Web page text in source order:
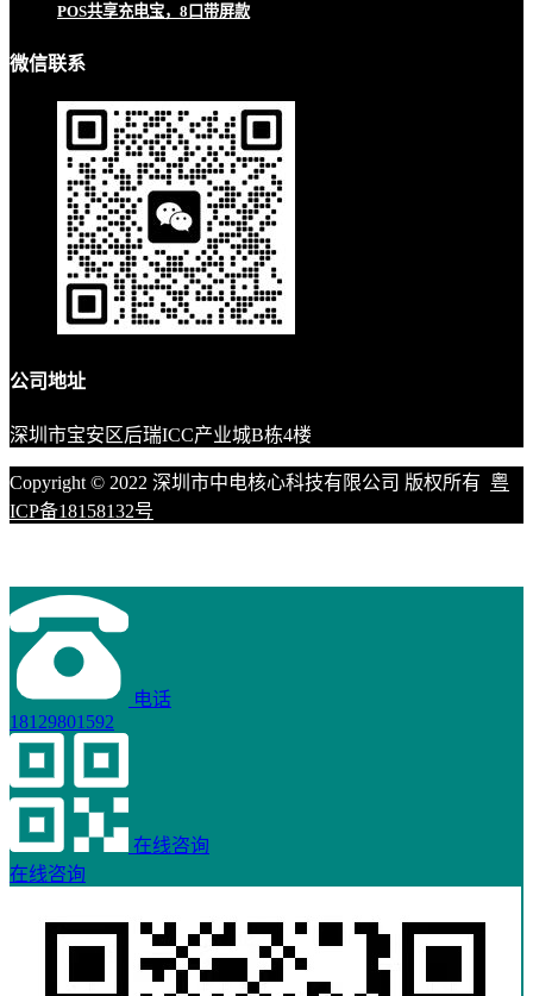
POS共享充电宝，8口带屏款
微信联系
公司地址
深圳市宝安区后瑞ICC产业城B栋4楼
Copyright © 2022 深圳市中电核心科技有限公司 版权所有 粤
ICP备18158132号
电话
18129801592
在线咨询
在线咨询